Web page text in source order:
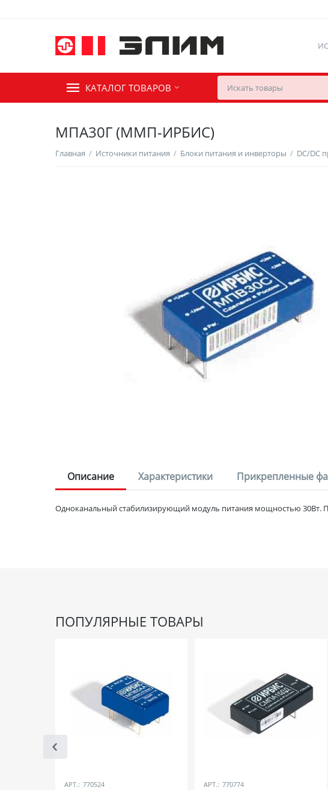
КАТАЛОГ ТОВАРОВ
МПА30Г (ММП-ИРБИС)
Главная / Источники питания / Блоки питания и инверторы / DC/DC
Описание Характеристики Прикрепленные
Одноканальный стабилизирующий модуль питания мощностью 30Вт.
ПОПУЛЯРНЫЕ ТОВАРЫ
АРТ.: 770524 АРТ.: 770774